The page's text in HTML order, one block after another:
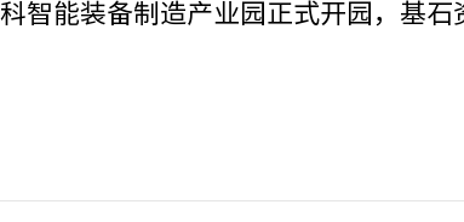
智能装备制造产业园正式开园，基石